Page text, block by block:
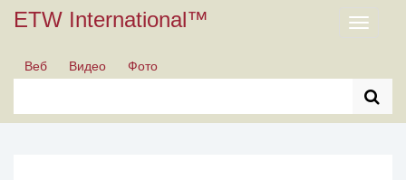
ETW International™
Toggle
Веб
Видео Фото